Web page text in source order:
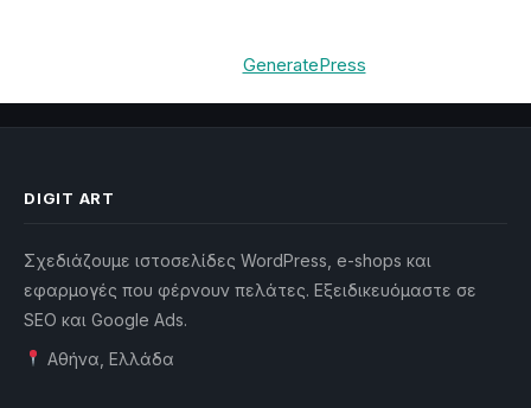
GeneratePress
DIGIT ART
Σχεδιάζουμε ιστοσελίδες WordPress, e-shops και
εφαρμογές που φέρνουν πελάτες. Εξειδικευόμαστε σε
SEO και Google Ads.
Αθήνα, Ελλάδα